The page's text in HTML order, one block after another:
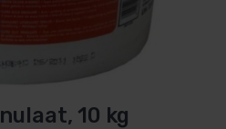
10 kg